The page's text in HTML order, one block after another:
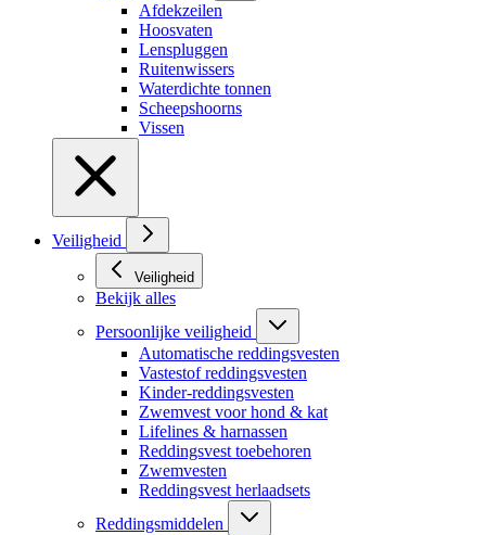
Afdekzeilen
Hoosvaten
Lenspluggen
Ruitenwissers
Waterdichte tonnen
Scheepshoorns
Vissen
Veiligheid
Veiligheid
Bekijk alles
Persoonlijke veiligheid
Automatische reddingsvesten
Vastestof reddingsvesten
Kinder-reddingsvesten
Zwemvest voor hond & kat
Lifelines & harnassen
Reddingsvest toebehoren
Zwemvesten
Reddingsvest herlaadsets
Reddingsmiddelen